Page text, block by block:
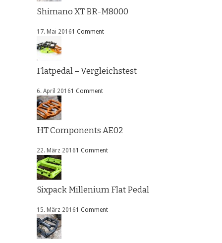
Shimano XT BR-M8000
17. Mai 20161 Comment
Flatpedal – Vergleichstest
6. April 20161 Comment
HT Components AE02
22. März 20161 Comment
Sixpack Millenium Flat Pedal
15. März 20161 Comment